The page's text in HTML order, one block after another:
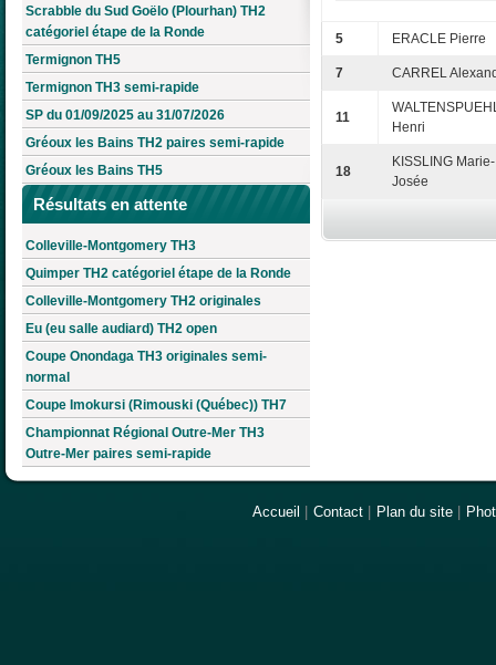
Scrabble du Sud Goëlo (Plourhan) TH2
catégoriel étape de la Ronde
Termignon TH5
Termignon TH3 semi-rapide
SP du 01/09/2025 au 31/07/2026
Gréoux les Bains TH2 paires semi-rapide
Gréoux les Bains TH5
Résultats en attente
Colleville-Montgomery TH3
Quimper TH2 catégoriel étape de la Ronde
Colleville-Montgomery TH2 originales
Eu (eu salle audiard) TH2 open
Coupe Onondaga TH3 originales semi-
normal
Coupe Imokursi (Rimouski (Québec)) TH7
Championnat Régional Outre-Mer TH3
Outre-Mer paires semi-rapide
5 ERACLE Pierre
7 CARREL
11
Henri
18
KISSLING Marie-
Josée
Accueil Contact Plan du site